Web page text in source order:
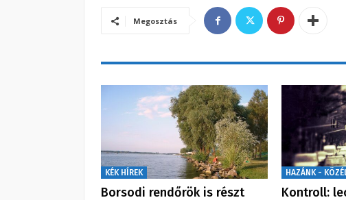
Megosztás
KÉK HÍREK
Borsodi rendőrök is részt
HAZÁNK -
Kontroll: